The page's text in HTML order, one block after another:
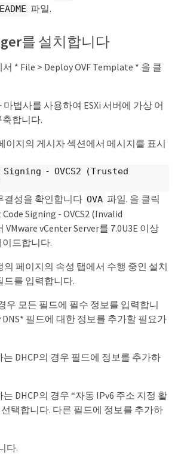
파일.
를 설치합니다
* File > Deploy OVF Template * 을 클
마법사를 사용하여 ESXi 서버에 가상 어
합니다.
이지의 게시자 섹션에서 메시지를 표시
- OVCS2 (Trusted
결성을 확인합니다 OVA 파일. 을 클릭
Signing - OVCS2 (Invalid
vCenter Server를 7.0U3E 이상
드합니다.
의 페이지의 속성 탭에서 수행 중인 설치
드를 입력합니다.
우 모든 필드에 필수 정보를 입력합니
DNS* 필드에 대한 정보를 추가할 필요가
는 DHCP의 경우 필드에 정보를 추가하
DHCP의 경우 “자동 IPv6 주소 지정 활
택합니다. 다른 필드에 정보를 추가하
다.